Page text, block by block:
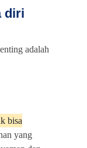
diri
adalah
bisa
yang